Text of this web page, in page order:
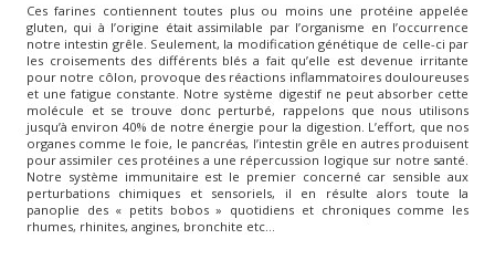
Ces farines contiennent toutes plus ou moins une protéine appelée
gluten, qui à l’origine était assimilable par l’organisme en l’occurrence
notre intestin grêle. Seulement, la modification génétique de celle-ci par
les croisements des différents blés a fait qu’elle est devenue irritante
pour notre côlon, provoque des réactions inflammatoires douloureuses
et une fatigue constante. Notre système digestif ne peut absorber cette
molécule et se trouve donc perturbé, rappelons que nous utilisons
jusqu’à environ 40% de notre énergie pour la digestion. L’effort, que nos
organes comme le foie, le pancréas, l’intestin grêle en autres produisent
pour assimiler ces protéines a une répercussion logique sur notre santé.
Notre système immunitaire est le premier concerné car sensible aux
perturbations chimiques et sensoriels, il en résulte alors toute la
panoplie des « petits bobos » quotidiens et chroniques comme les
rhumes, rhinites, angines, bronchite etc...